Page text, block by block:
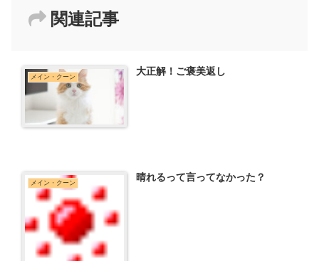
関連記事
メイン・クーン 大正解！ご褒美返し
メイン・クーン 晴れるって言ってなかった？